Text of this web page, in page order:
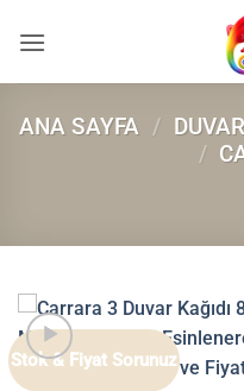
atla
ANA SAYFA /
/
Stok & Fiyat Sorunuz